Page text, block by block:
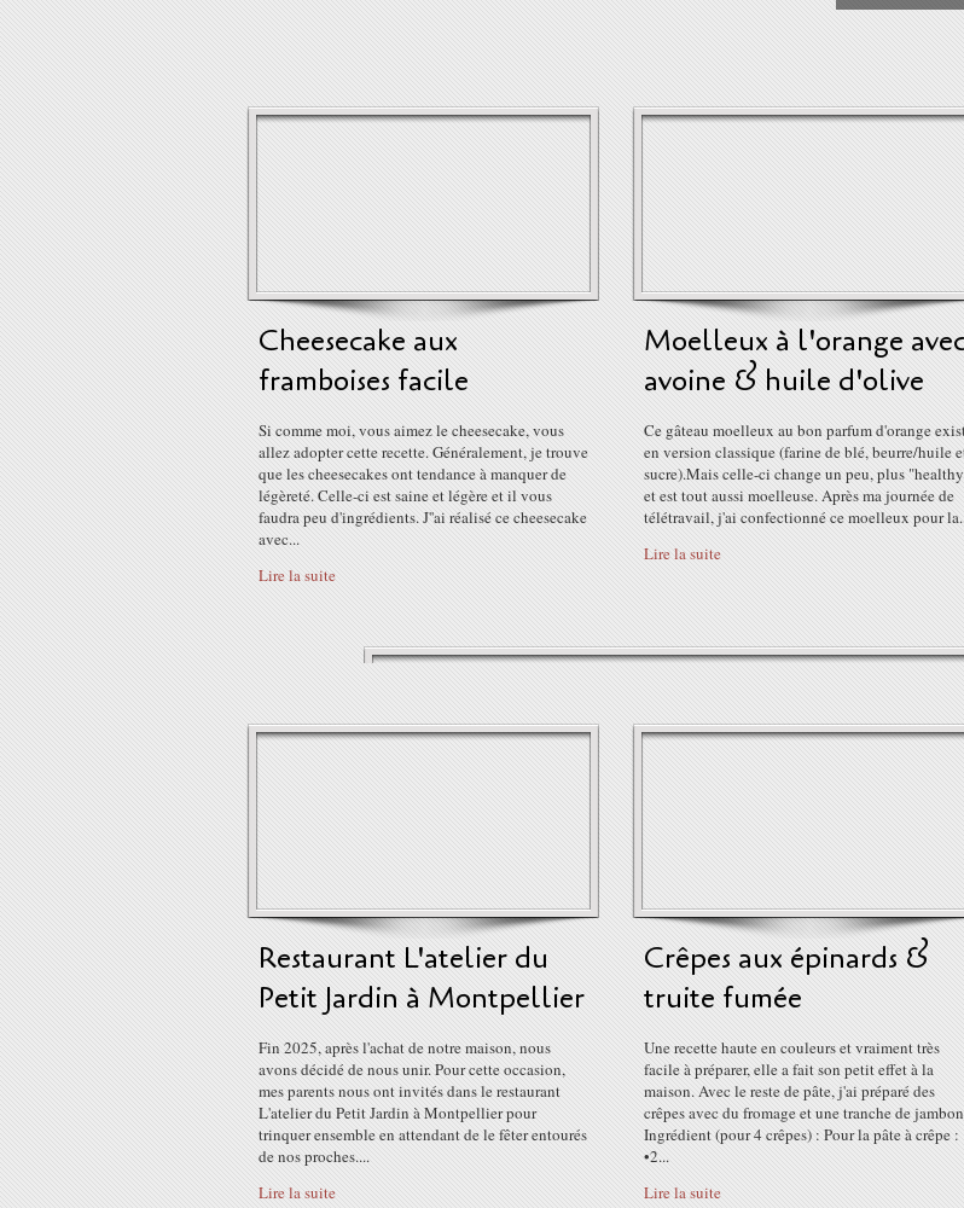
Cheesecake aux
framboises facile
Si comme moi, vous aimez le cheesecake, vous
allez adopter cette recette. Généralement, je trouve
que les cheesecakes ont tendance à manquer de
légèreté. Celle-ci est saine et légère et il vous
faudra peu d'ingrédients. J''ai réalisé ce cheesecake
avec...
Lire la suite
Moelleux à l'orange
avoine & huile d'olive
Ce gâteau moelleux au bon parfum d'orange
en version classique (farine de blé, beurre/huile
sucre).Mais celle-ci change un peu, plus
et est tout aussi moelleuse. Après ma journée de
télétravail, j'ai confectionné ce moelleux pour
Lire la suite
Restaurant L'atelier du
Petit Jardin à Montpellier
Fin 2025, après l'achat de notre maison, nous
avons décidé de nous unir. Pour cette occasion,
mes parents nous ont invités dans le restaurant
L'atelier du Petit Jardin à Montpellier pour
trinquer ensemble en attendant de le fêter entourés
de nos proches....
Lire la suite
Crêpes aux épinards &
truite fumée
Une recette haute en couleurs et vraiment très
facile à préparer, elle a fait son petit effet à la
maison. Avec le reste de pâte, j'ai préparé des
crêpes avec du fromage et une tranche de
Ingrédient (pour 4 crêpes) : Pour la pâte à crêpe :
•2...
Lire la suite